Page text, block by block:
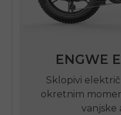
ENGWE
Sklopivi
okretnim
vanjske